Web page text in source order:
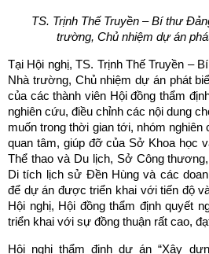
TS. Trịnh Thế Truyền – Bí thư
trường, Chủ nhiệm dự án
Tại Hội nghị, TS. Trịnh Thế Truyền –
Nhà trường, Chủ nhiệm dự án phát
của các thành viên Hội đồng thẩm
nghiên cứu, điều chỉnh các nội dung
muốn trong thời gian tới, nhóm
quan tâm, giúp đỡ của Sở Khoa học
Thể thao và Du lịch, Sở Công
Di tích lịch sử Đền Hùng và các
để dự án được triển khai với tiến độ
Hội nghị, Hội đồng thẩm định quyết
triển khai với sự đồng thuận rất cao,
Hội nghị thẩm định dự án “Xây